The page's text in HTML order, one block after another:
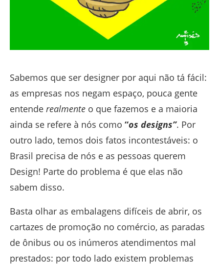
Sabemos que ser designer por aqui não tá fácil:
as empresas nos negam espaço, pouca gente
entende realmente o que fazemos e a maioria
ainda se refere à nós como “os designs”. Por
outro lado, temos dois fatos incontestáveis: o
Brasil precisa de nós e as pessoas querem
Design! Parte do problema é que elas não
sabem disso.
Basta olhar as embalagens difíceis de abrir, os
cartazes de promoção no comércio, as paradas
de ônibus ou os inúmeros atendimentos mal
prestados: por todo lado existem problemas